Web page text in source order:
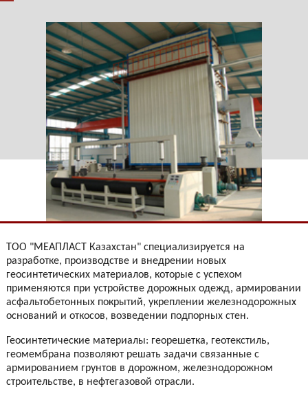
ТОО "МЕАПЛАСТ Казахстан" специализируется на
разработке, производстве и внедрении новых
геосинтетических материалов, которые с успехом
применяются при устройстве дорожных одежд, армировании
асфальтобетонных покрытий, укреплении железнодорожных
оснований и откосов, возведении подпорных стен.
Геосинтетические материалы: георешетка, геотекстиль,
геомембрана позволяют решать задачи связанные с
армированием грунтов в дорожном, железнодорожном
строительстве, в нефтегазовой отрасли.